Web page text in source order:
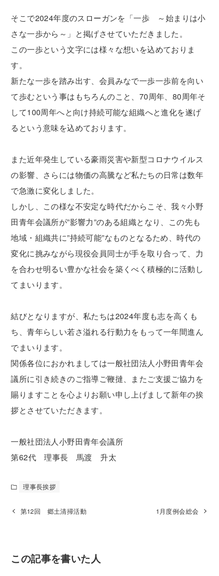
理事長挨拶
第12回 郷土清掃活動 1月度例会総会
この記事を書いた人
そこで2024年度のスローガンを「一歩 ～始まりは小
さな一歩から～」と掲げさせていただきました。
この一歩という文字には様々な想いを込めておりま
す。
新たな一歩を踏み出す、会員みなで一歩一歩前を向い
て歩むという事はもちろんのこと、70周年、80周年そ
して100周年へと向け持続可能な組織へと進化を遂げ
るという意味を込めております。
また近年発生している豪雨災害や新型コロナウイルス
の影響、さらには物価の高騰など私たちの日常は数年
で急激に変化しました。
しかし、この様な不安定な時代だからこそ、我々小野
田青年会議所が”影響力”のある組織となり、この先も
地域・組織共に”持続可能”なものとなるため、時代の
変化に挑みながら現役会員同士が手を取り合って、力
を合わせ明るい豊かな社会を築くべく積極的に活動し
てまいります。
結びとなりますが、私たちは2024年度も志を高くも
ち、青年らしい若さ溢れる行動力をもって一年間進ん
でまいります。
関係各位におかれましては一般社団法人小野田青年会
議所に引き続きのご指導ご鞭撻、またご支援ご協力を
賜りますことを心よりお願い申し上げまして新年の挨
拶とさせていただきます。
一般社団法人小野田青年会議所
第62代 理事長 馬渡 升太